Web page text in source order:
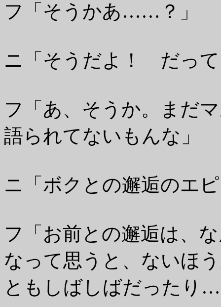
フ「そうかあ……？」
ニ「そうだよ！ だっ
フ「あ、そうか。まだ
語られてないもんな」
ニ「ボクとの邂逅のエ
フ「お前との邂逅は、
なって思うと、ないほ
ともしばしばだったり